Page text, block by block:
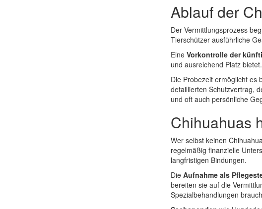
Ablauf der
Der Vermittlungsprozess
Tierschützer ausführliche
Eine Vorkontrolle der
und ausreichend Platz
Die Probezeit ermöglicht es
detaillierten Schutzvertrag,
und oft auch persönliche
Chihuahuas
Wer selbst keinen
regelmäßig finanzielle
langfristigen Bindungen.
Die Aufnahme als
bereiten sie auf die
Spezialbehandlungen